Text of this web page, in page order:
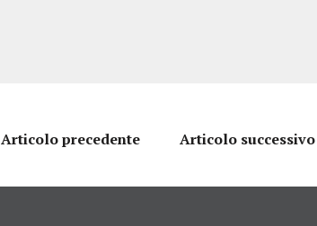
Articolo precedente Articolo successivo